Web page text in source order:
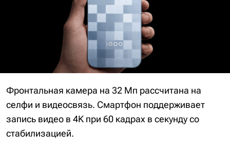
Фронтальная камера на 32 Мп рассчитана на
селфи и видеосвязь. Смартфон поддерживает
запись видео в 4K при 60 кадрах в секунду со
стабилизацией.